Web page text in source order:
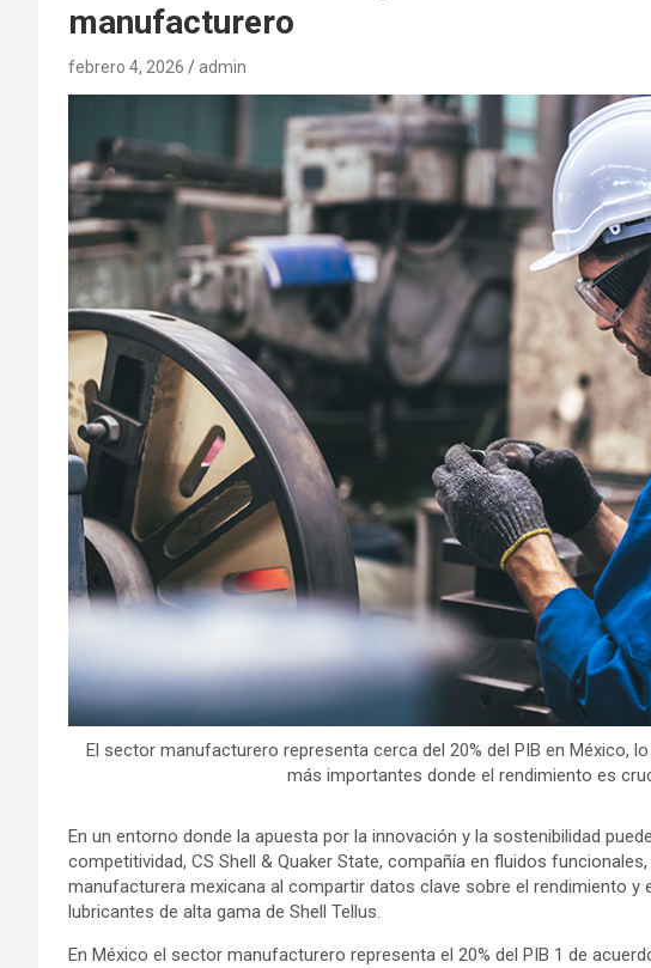
manufacturero
febrero 4, 2026 admin
El sector manufacturero representa cerca del 20% del PIB en México,
más importantes donde el rendimiento es
En un entorno donde la apuesta por la innovación y la sostenibilidad
competitividad, CS Shell & Quaker State, compañía en fluidos
manufacturera mexicana al compartir datos clave sobre el rendimiento
lubricantes de alta gama de Shell Tellus.
En México el sector manufacturero representa el 20% del PIB 1 de